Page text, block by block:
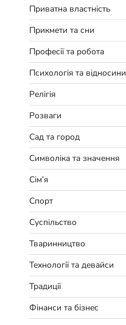
Приватна властність
Прикмети та сни
Професії та робота
Психологія та відносини
Релігія
Розваги
Сад та город
Символіка та значення
Сім’я
Спорт
Суспільство
Тваринництво
Технології та девайси
Традиції
Фінанси та бізнес